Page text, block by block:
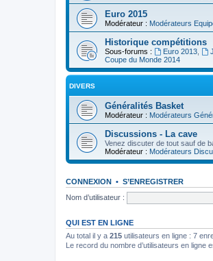
Euro 2015
Modérateur : Modérateurs
Historique compétitions
Sous-forums : Euro 2013,
Coupe du Monde 2014
DIVERS
Généralités Basket
Modérateur : Modérateurs
Discussions - La cave
Venez discuter de tout sauf de
Modérateur : Modérateurs
CONNEXION • S’ENREGISTRER
Nom d’utilisateur :
QUI EST EN LIGNE
Au total il y a 215 utilisateurs en ligne : 7
Le record du nombre d’utilisateurs en ligne